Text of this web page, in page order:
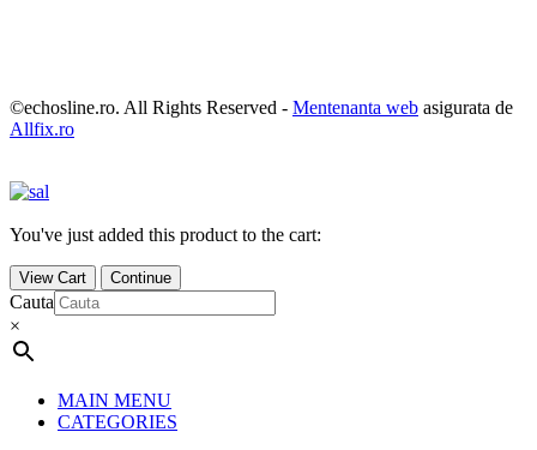
©echosline.ro. All Rights Reserved - Mentenanta web asigurata de
Allfix.ro
You've just added this product to the cart:
View Cart Continue
Cauta
×
MAIN MENU
CATEGORIES